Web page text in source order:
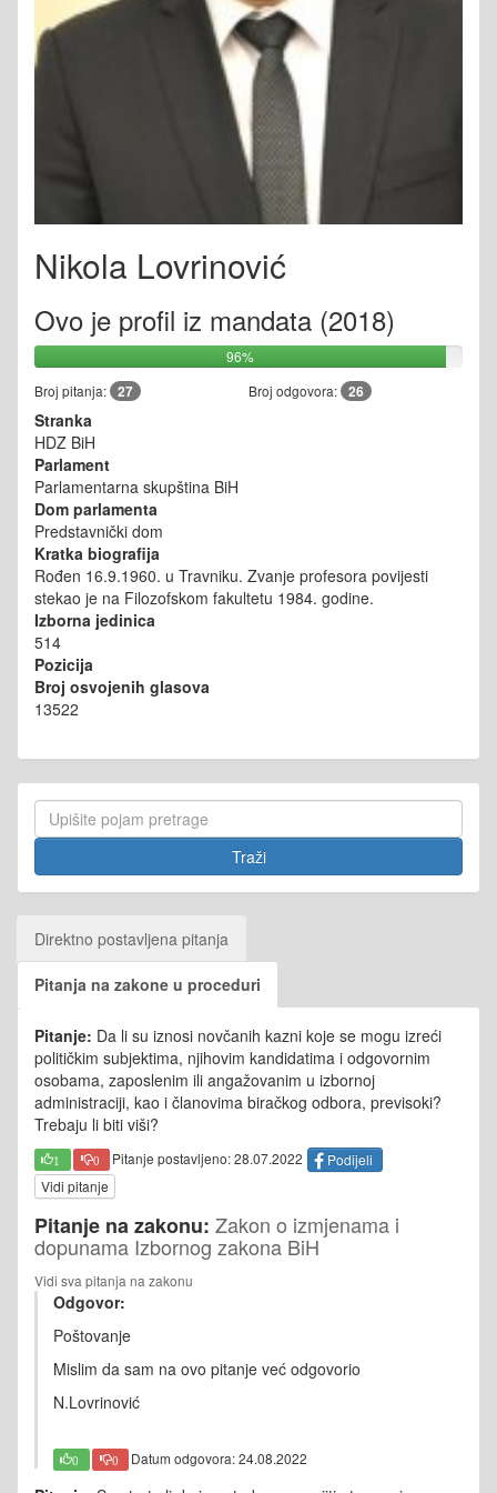
Nikola Lovrinović
Ovo je profil iz mandata (2018)
96%
Broj pitanja: 27 Broj odgovora: 26
Stranka
HDZ BiH
Parlament
Parlamentarna skupština BiH
Dom parlamenta
Predstavnički dom
Kratka biografija
Rođen 16.9.1960. u Travniku. Zvanje profesora povijesti
stekao je na Filozofskom fakultetu 1984. godine.
Izborna jedinica
514
Pozicija
Broj osvojenih glasova
13522
Direktno postavljena pitanja
Pitanja na zakone u proceduri
Pitanje: Da li su iznosi novčanih kazni koje se mogu izreći
političkim subjektima, njihovim kandidatima i odgovornim
osobama, zaposlenim ili angažovanim u izbornoj
administraciji, kao i članovima biračkog odbora, previsoki?
Trebaju li biti viši?
1 0 Pitanje postavljeno: 28.07.2022
Podijeli
Vidi pitanje
Pitanje na zakonu: Zakon o izmjenama i
dopunama Izbornog zakona BiH
Vidi sva pitanja na zakonu
Odgovor:
Poštovanje
Mislim da sam na ovo pitanje već odgovorio
N.Lovrinović
0 0 Datum odgovora: 24.08.2022